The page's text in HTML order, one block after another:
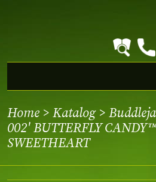
Home > Katalog>
002' BUTTERFLY
SWEETHEART